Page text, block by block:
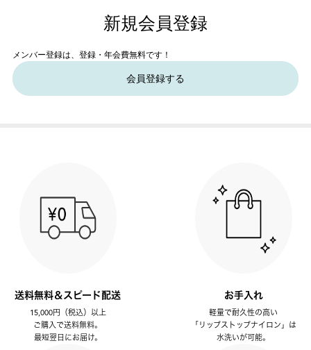
新規会員登録
メンバー登録は、登録・年会費無料です！
会員登録する
送料無料＆スピード配送
15,000円（税込）以上
ご購入で送料無料。
最短翌日にお届け。
お手入れ
軽量で耐久性の高い
「リップストップナイロン」は
水洗いが可能。